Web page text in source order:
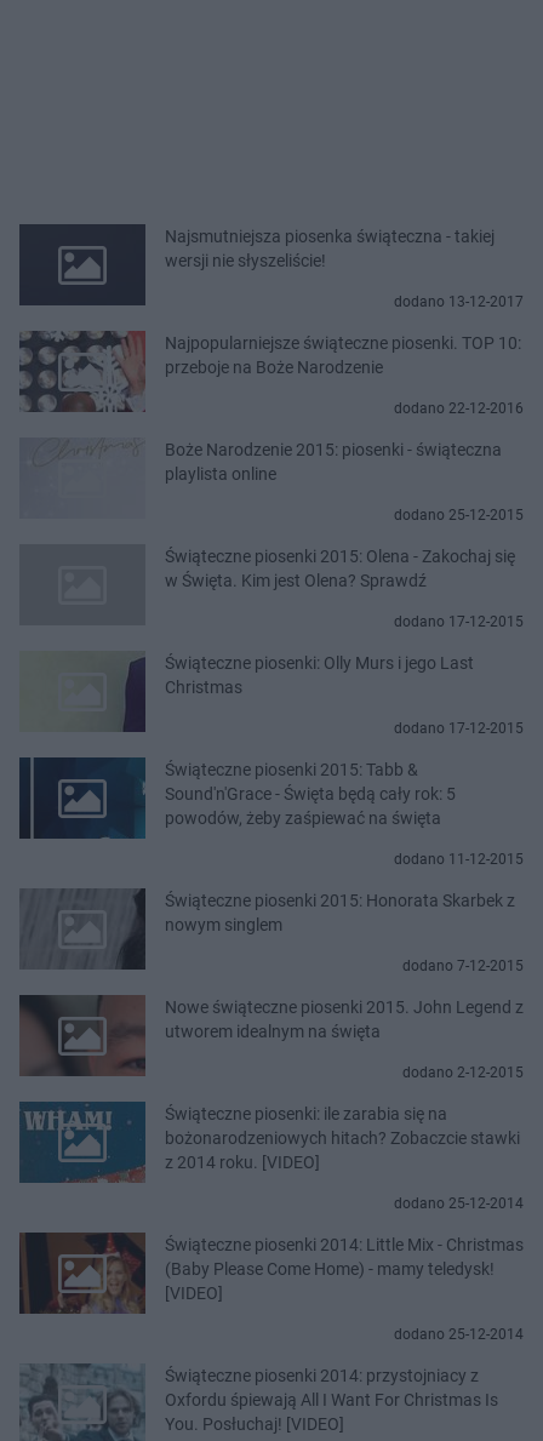
Najsmutniejsza piosenka świąteczna - takiej
wersji nie słyszeliście!
dodano 13-12-2017
Najpopularniejsze świąteczne piosenki. TOP 10:
przeboje na Boże Narodzenie
dodano 22-12-2016
Boże Narodzenie 2015: piosenki - świąteczna
playlista online
dodano 25-12-2015
Świąteczne piosenki 2015: Olena - Zakochaj się
w Święta. Kim jest Olena? Sprawdź
dodano 17-12-2015
Świąteczne piosenki: Olly Murs i jego Last
Christmas
dodano 17-12-2015
Świąteczne piosenki 2015: Tabb &
Sound'n'Grace - Święta będą cały rok: 5
powodów, żeby zaśpiewać na święta
dodano 11-12-2015
Świąteczne piosenki 2015: Honorata Skarbek z
nowym singlem
dodano 7-12-2015
Nowe świąteczne piosenki 2015. John Legend z
utworem idealnym na święta
dodano 2-12-2015
Świąteczne piosenki: ile zarabia się na
bożonarodzeniowych hitach? Zobaczcie stawki
z 2014 roku. [VIDEO]
dodano 25-12-2014
Świąteczne piosenki 2014: Little Mix - Christmas
(Baby Please Come Home) - mamy teledysk!
[VIDEO]
dodano 25-12-2014
Świąteczne piosenki 2014: przystojniacy z
Oxfordu śpiewają All I Want For Christmas Is
You. Posłuchaj! [VIDEO]